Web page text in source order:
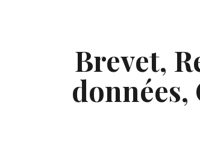
Brevet,
données,